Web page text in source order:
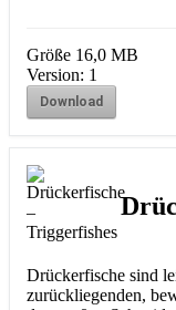
Größe 16,0 MB
Version: 1
Download
Drückerfische sind
zurückliegenden,